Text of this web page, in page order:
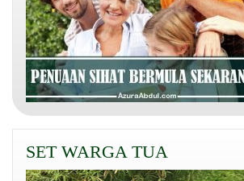
SET WARGA TUA